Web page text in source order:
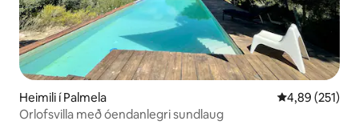
Heimili í Palmela 4,89 af 5 í
4,89 (251)
Orlofsvilla með óendanlegri sundlaug